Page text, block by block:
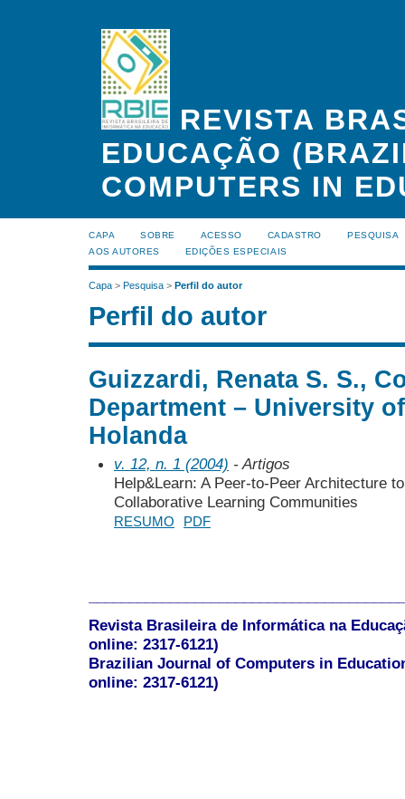
REVISTA
EDUCAÇÃO
COMPUTERS IN
CAPA SOBRE ACESSO CADASTRO
PESQUISA
AOS AUTORES
EDIÇÕES ESPECIAIS
Capa > Pesquisa > Perfil do autor
Perfil do autor
Guizzardi, Renata S. S.,
Department – University
Holanda
v. 12, n. 1 (2004) - Artigos
Help&Learn: A Peer-to-Peer Architecture
Collaborative Learning Communities
RESUMO PDF
Revista Brasileira de Informática na
online: 2317-6121)
Brazilian Journal of Computers in
online: 2317-6121)